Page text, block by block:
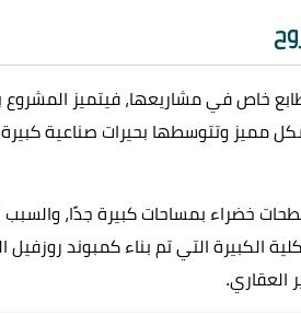
خاص في مشاريعها، فيتميز
مميز وتتوسطها بحيرات صناعية
خضراء بمساحات كبيرة جدًا،
الكبيرة التي تم بناء كمبوند روزفيل
العقاري.